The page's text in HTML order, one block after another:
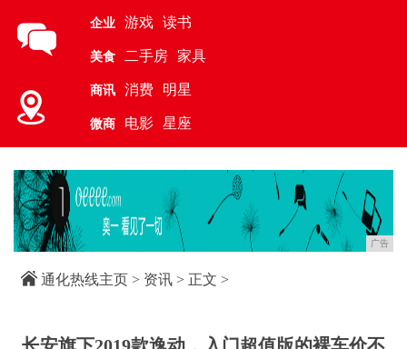
企业 游戏 读书
美食 二手房 家具
商讯 消费 明星
微商 电影 星座
广告
通化热线主页 > 资讯 > 正文 >